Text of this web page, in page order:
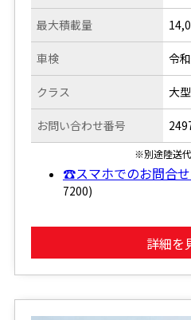
最大積載量
車検
クラス
お問い合わせ番号
令
大型
※別途陸送
☎スマホでのお問合
7200)
詳細を